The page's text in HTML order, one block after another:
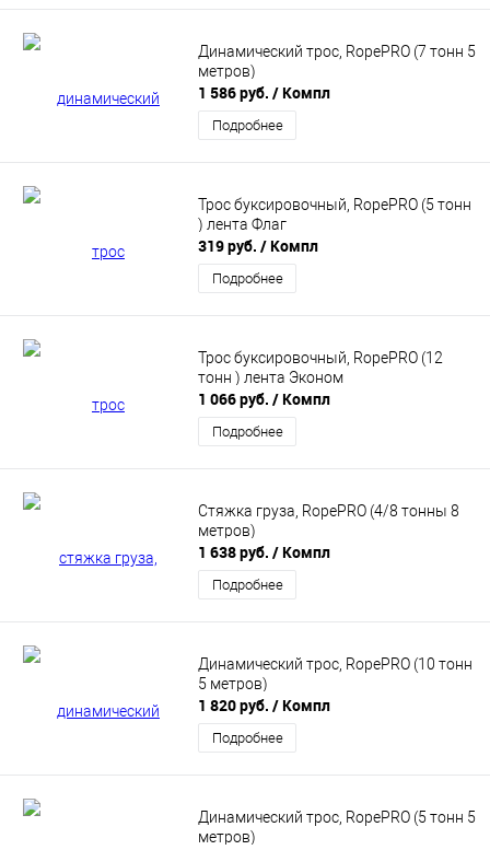
Динамический трос, RopePRO (7 тонн 5
метров)
1 586 руб. / Компл
Подробнее
Трос буксировочный, RopePRO (5 тонн
) лента Флаг
319 руб. / Компл
Подробнее
Трос буксировочный, RopePRO (12
тонн ) лента Эконом
1 066 руб. / Компл
Подробнее
Стяжка груза, RopePRO (4/8 тонны 8
метров)
1 638 руб. / Компл
Подробнее
Динамический трос, RopePRO (10 тонн
5 метров)
1 820 руб. / Компл
Подробнее
Динамический трос, RopePRO (5 тонн 5
метров)